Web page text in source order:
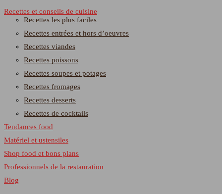
Recettes et conseils de cuisine
Recettes les plus faciles
Recettes entrées et hors d’oeuvres
Recettes viandes
Recettes poissons
Recettes soupes et potages
Recettes fromages
Recettes desserts
Recettes de cocktails
Tendances food
Matériel et ustensiles
Shop food et bons plans
Professionnels de la restauration
Blog